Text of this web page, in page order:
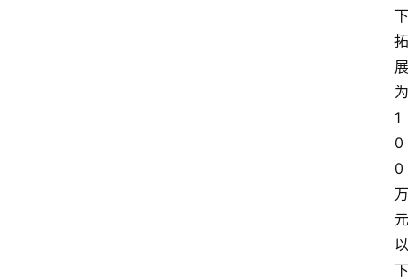
下
拓
展
为
1
0
0
万
元
以
下